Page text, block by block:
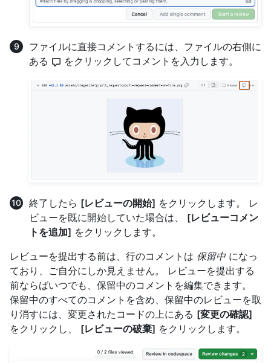
ファイルに直接コメントするには、ファイルの右側に
ある
をクリックしてコメントを入力します。
終了したら [レビューの開始] をクリックします。 レ
ビューを既に開始していた場合は、 [レビューコメン
トを追加] をクリックします。
レビューを提出する前は、行のコメントは 保留中になっ
ており、ご自分にしか見えません。 レビューを提出する
前ならばいつでも、保留中のコメントを編集できます。
保留中のすべてのコメントを含め、保留中のレビューを取
り消すには、変更されたコードの上にある [変更の確認]
をクリックし、 [レビューの破棄] をクリックします。